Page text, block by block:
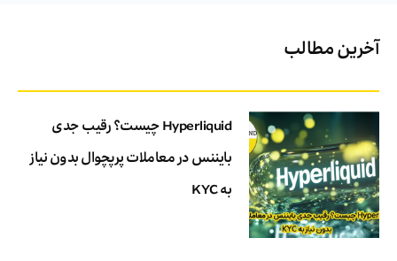
آخرین مطالب
Hyperliquid چیست؟ رقیب جدی
بایننس در معاملات پرپچوال بدون نیاز
به KYC